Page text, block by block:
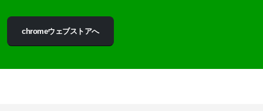
chromeウェブストアへ